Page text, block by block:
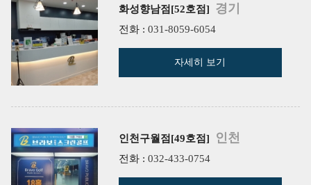
화성향남점[52호점] 경기
전화 : 031-8059-6054
자세히 보기
인천구월점[49호점] 인천
전화 : 032-433-0754